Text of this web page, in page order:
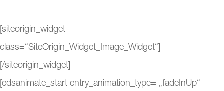
[siteorigin_widget
class=“SiteOrigin_Widget_Image_Widget“]
[/siteorigin_widget]
[edsanimate_start entry_animation_type= „fadeInUp“